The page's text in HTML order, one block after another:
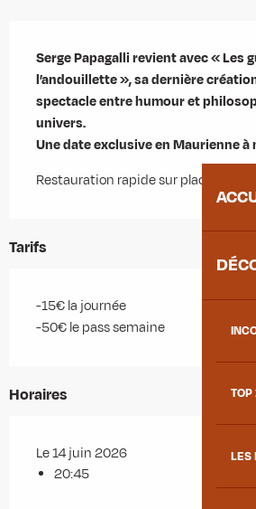
TOP
LES
Serge Papagalli revient avec « Les
l’andouillette », sa dernière
spectacle entre humour et
univers.
Une date exclusive en Maurienne à
Restauration rapide sur place par
Tarifs
-15€ la journée
-50€ le pass semaine
Horaires
Le 14 juin 2026
20:45